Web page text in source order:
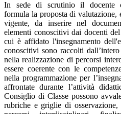
In sede di scrutinio il docente
formula la proposta di valutazione,
vigente, da inserire nel
elementi conoscitivi dai docenti
cui è affidato l'insegnamento
conoscitivi sono raccolti
nella realizzazione di percorsi
essere coerente con le
nella programmazione per
affrontate durante l’attività
Consiglio di Classe possono
rubriche e griglie di osservazione,